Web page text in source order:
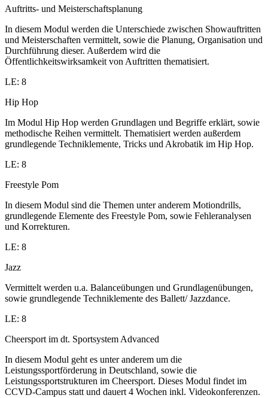
Auftritts- und Meisterschaftsplanung
In diesem Modul werden die Unterschiede zwischen Showauftritten
und Meisterschaften vermittelt, sowie die Planung, Organisation und
Durchführung dieser. Außerdem wird die
Öffentlichkeitswirksamkeit von Auftritten thematisiert.
LE: 8
Hip Hop
Im Modul Hip Hop werden Grundlagen und Begriffe erklärt, sowie
methodische Reihen vermittelt. Thematisiert werden außerdem
grundlegende Techniklemente, Tricks und Akrobatik im Hip Hop.
LE: 8
Freestyle Pom
In diesem Modul sind die Themen unter anderem Motiondrills,
grundlegende Elemente des Freestyle Pom, sowie Fehleranalysen
und Korrekturen.
LE: 8
Jazz
Vermittelt werden u.a. Balanceübungen und Grundlagenübungen,
sowie grundlegende Techniklemente des Ballett/ Jazzdance.
LE: 8
Cheersport im dt. Sportsystem Advanced
In diesem Modul geht es unter anderem um die
Leistungssportförderung in Deutschland, sowie die
Leistungssportstrukturen im Cheersport. Dieses Modul findet im
CCVD-Campus statt und dauert 4 Wochen inkl. Videokonferenzen.